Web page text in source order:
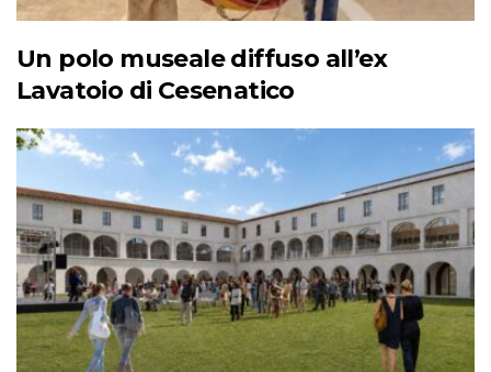
Un polo museale diffuso all’ex
Lavatoio di Cesenatico